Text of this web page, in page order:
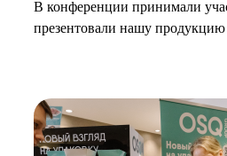
В конференции принимали
презентовали нашу продукцию